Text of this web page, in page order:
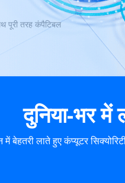
तरह कंपैटिबल
दुनिया-भर में
लाते हुए कंप्यूटर